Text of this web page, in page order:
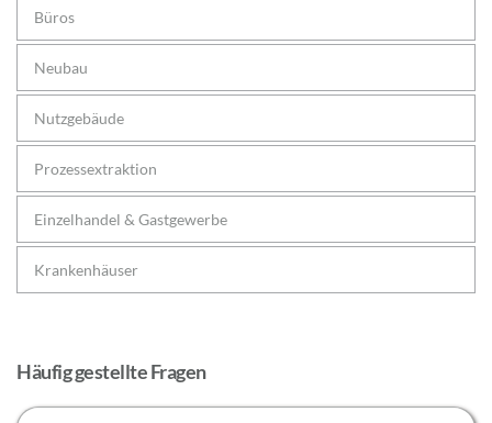
Büros
Neubau
Nutzgebäude
Prozessextraktion
Einzelhandel & Gastgewerbe
Krankenhäuser
Häufig gestellte Fragen